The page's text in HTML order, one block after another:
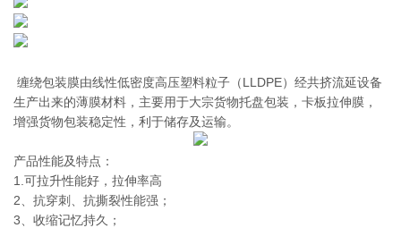
缠绕包装膜由线性低密度高压塑料粒子（LLDPE）经共挤流延设备
生产出来的薄膜材料，主要用于大宗货物托盘包装，卡板拉伸膜，
增强货物包装稳定性，利于储存及运输。
产品性能及特点：
1.可拉升性能好，拉伸率高
2、抗穿刺、抗撕裂性能强；
3、收缩记忆持久；